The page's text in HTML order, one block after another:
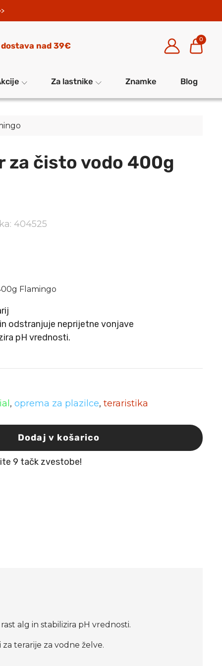
nad 39€
0
Za lastnike Znamke Blog
za čisto vodo 400g
404525
Flamingo
odstranjuje neprijetne vonjave
pH vrednosti.
, oprema za plazilce, teraristika
Dodaj v košarico
9 tačk zvestobe!
alg in stabilizira pH vrednosti.
terarije za vodne želve.